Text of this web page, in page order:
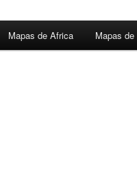
Mapas de Africa Mapas